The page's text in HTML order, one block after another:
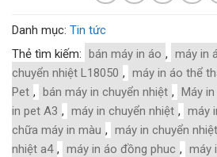
Danh mục: Tin tức
Thẻ tìm kiếm:
bán máy in áo , máy in
chuyển nhiệt L18050 , máy in áo thể
Pet , bán máy in chuyển nhiệt , Máy
in pet A3 , máy in chuyển nhiệt , máy
chữa máy in màu , máy in chuyển
nhiệt a4 , máy in áo đồng phuc , máy